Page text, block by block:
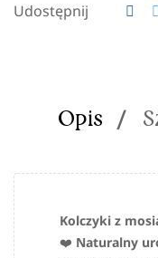
Udostępnij
Opis
Kolczyki z
❤️ Naturalny